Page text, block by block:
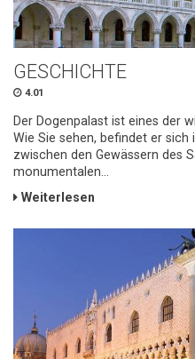
GESCHICHTE
4.01
Der Dogenpalast ist eines der
Wie Sie sehen, befindet er
zwischen den Gewässern des
monumentalen...
Weiterlesen